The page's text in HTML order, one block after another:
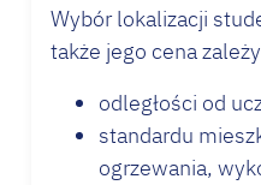
Wybór lokalizacji
także jego cena
odległości od
standardu
ogrzewania,